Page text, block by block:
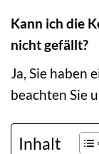
Kann ich die
nicht gefällt?
Ja, Sie haben
beachten Sie
Inhalt